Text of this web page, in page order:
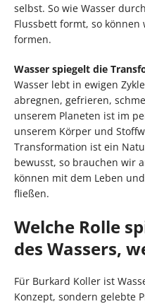
selbst. So wie Wasser
Flussbett formt, so
formen.
Wasser spiegelt die
Wasser lebt in ewigen
abregnen, gefrieren,
unserem Planeten ist im
unserem Körper und
Transformation ist ein
bewusst, so brauchen wir
können mit dem Leben
fließen.
Welche Rolle
des Wassers,
Für Burkard Koller ist
Konzept, sondern gelebte